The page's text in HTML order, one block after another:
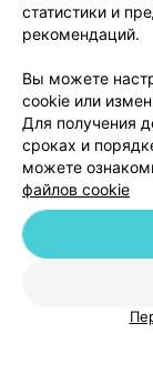
статистики и
рекомендаций.
Вы можете
cookie или
Для получения
сроках и
можете
файлов cookie